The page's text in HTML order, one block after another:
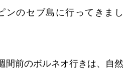
ンのセブ島に行ってきまし
間前のボルネオ行きは、自然